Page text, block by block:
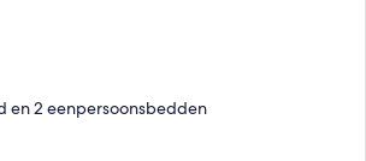
en 2 eenpersoonsbedden